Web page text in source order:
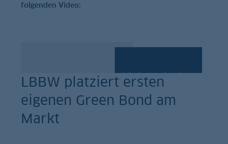
folgenden Video:
LBBW platziert ersten
eigenen Green Bond am
Markt